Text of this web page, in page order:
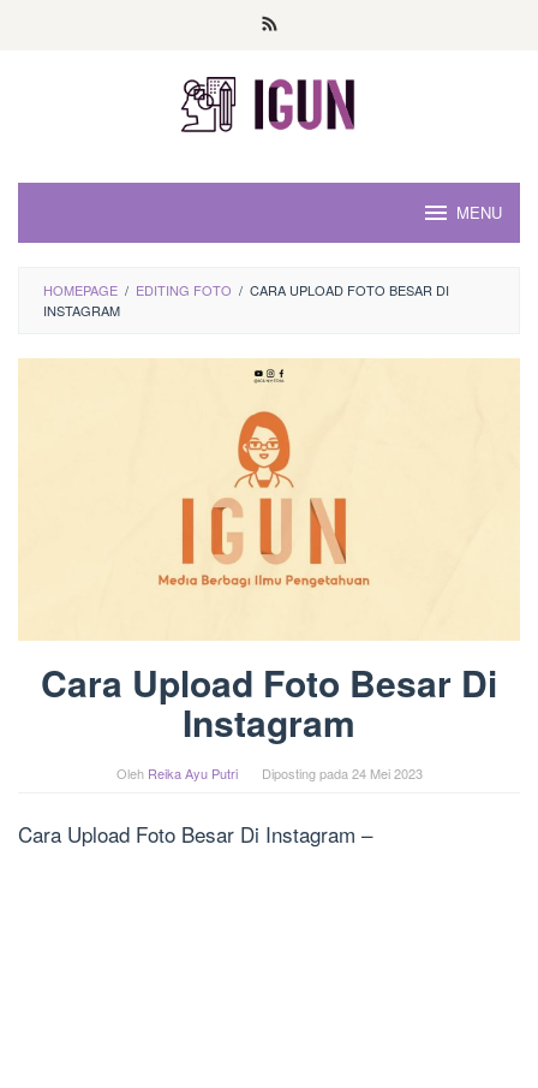
MENU
HOMEPAGE / EDITING FOTO / CARA UPLOAD FOTO BESAR DI
INSTAGRAM
Cara Upload Foto Besar Di
Instagram
Oleh Reika Ayu Putri Diposting pada 24 Mei 2023
Cara Upload Foto Besar Di Instagram –